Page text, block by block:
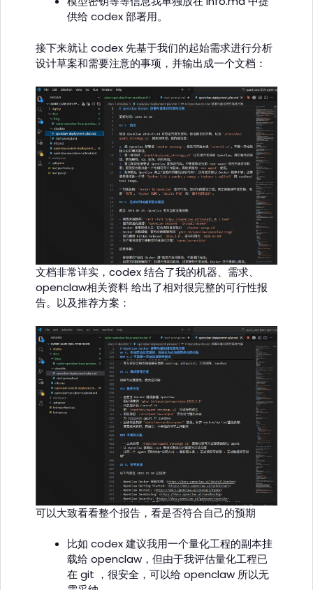
供给 codex 部署用。
接下来就让 codex 先基于我们的起始需求进行分析
设计草案和需要注意的事项，并输出成一个文档：
文档非常详实，codex 结合了我的机器、需求、
openclaw相关资料 给出了相对很完整的可行性报
告。以及推荐方案：
可以大致看看整个报告，看是否符合自己的预期
比如 codex 建议我用一个量化工程的副本挂
载给 openclaw，但由于我评估量化工程已
在 git ，很安全，可以给 openclaw 所以无